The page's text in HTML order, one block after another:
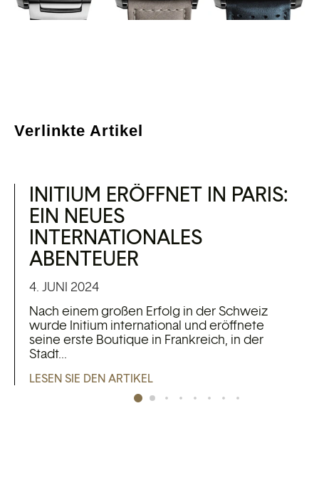
Verlinkte Artikel
INITIUM ERÖFFNET IN PARIS:
EIN NEUES
INTERNATIONALES
ABENTEUER
4. JUNI 2024
Nach einem großen Erfolg in der Schweiz
wurde Initium international und eröffnete
seine erste Boutique in Frankreich, in der
Stadt...
LESEN SIE DEN ARTIKEL